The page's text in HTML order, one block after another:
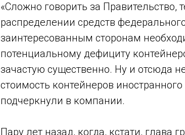
«Сложно говорить за Правительство,
распределении средств
заинтересованным сторонам
потенциальному дефициту
зачастую существенно. Ну и отсюда
стоимость контейнеров
подчеркнули в компании.
Пару лет назад, когда, кстати,